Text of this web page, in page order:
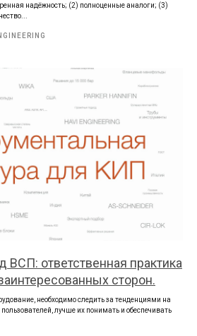
надёжность; (2) полноценные аналоги; (3)
ВСП: ответственная практика
сторон.
необходимо следить за тенденциями на
лучше их понимать и обеспечивать